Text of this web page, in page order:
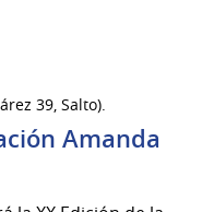
39, Salto).
Amanda